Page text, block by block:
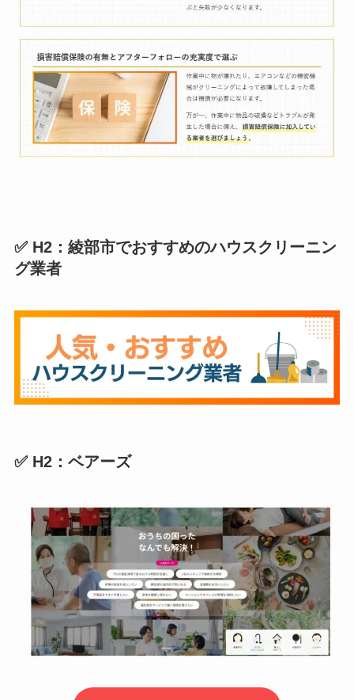
✅ H2：綾部市でおすすめのハウスクリーニン
グ業者
✅ H2：ベアーズ